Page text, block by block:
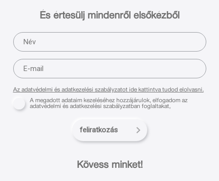
Kövess minket!
És értesülj mindenről elsőkézből
Az adatvédelmi és adatkezelési szabályzatot ide kattintva tudod elolvasni.
A megadott adataim kezeléséhez hozzájárulok, elfogadom az
adatvédelmi és adatkezelési szabályzatban foglaltakat,
feliratkozás